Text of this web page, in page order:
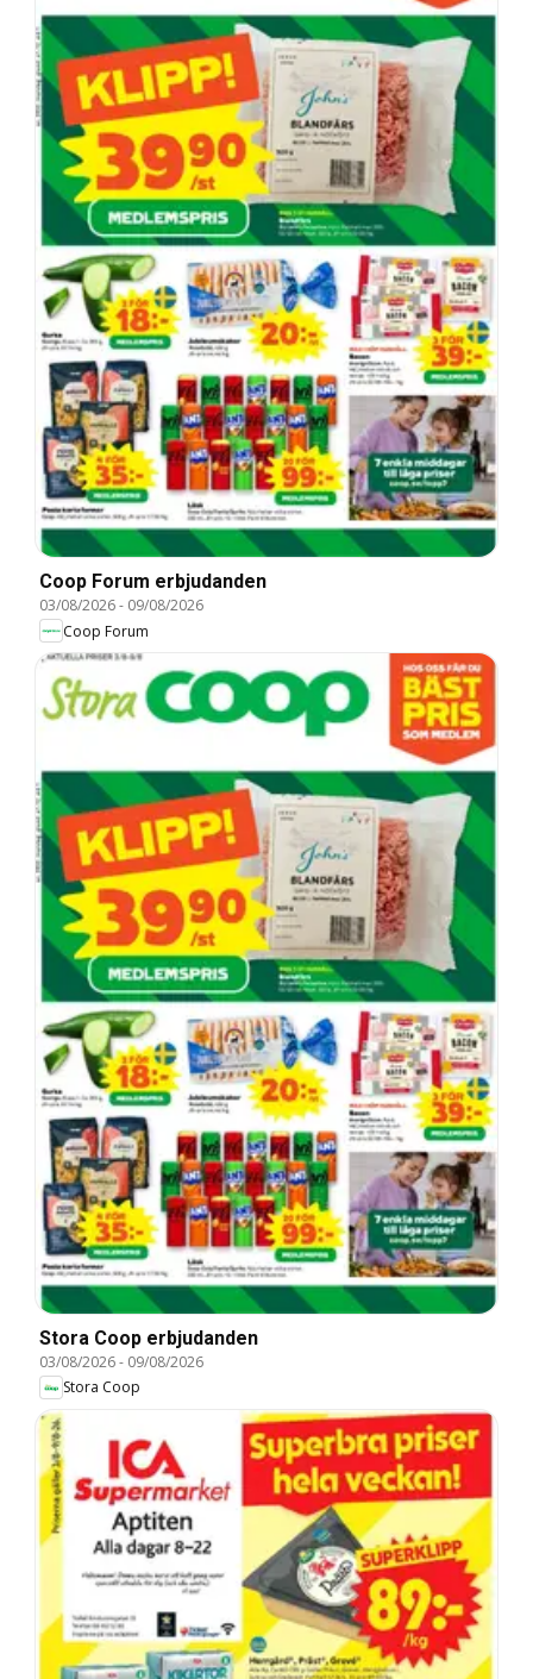
Coop Forum erbjudanden
03/08/2026- 09/08/2026
Coop Forum
Stora Coop erbjudanden
03/08/2026- 09/08/2026
Stora Coop